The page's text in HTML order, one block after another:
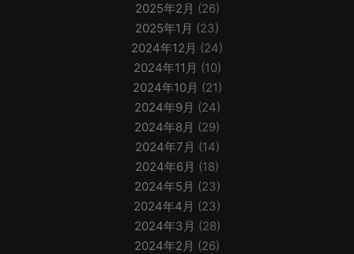
2025年2月 (26)
2025年1月 (23)
2024年12月 (24)
2024年11月 (10)
2024年10月 (21)
2024年9月 (24)
2024年8月 (29)
2024年7月 (14)
2024年6月 (18)
2024年5月 (23)
2024年4月 (23)
2024年3月 (28)
2024年2月 (26)